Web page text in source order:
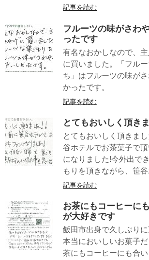
記事を読む
フルーツの味がさわ
ったです
有名なおかしなので、
に買いました。「フル
ち」はフルーツの味が
かったで
記事を読む
とてもおいしく頂き
とてもおいしく頂きま
谷ホテルでお茶菓子で
になりました!今外出で
もりを頂きながら、笹谷
記事を読む
お茶にもコーヒーに
が大好きです
飯田市出身で久しぶりに
本当においしいお菓子
茶にもコーヒーにも合